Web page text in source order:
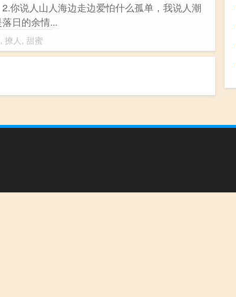
你说人山人海边走边爱怕什么孤单，我说人潮
日的余情...
, 撩人 , 甜蜜